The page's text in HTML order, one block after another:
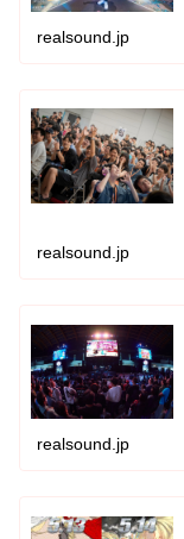
realsound.jp
realsound.jp
realsound.jp